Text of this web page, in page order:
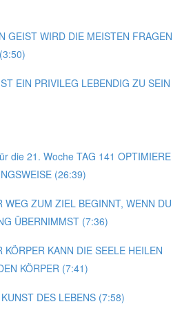
GEIST WIRD DIE MEISTEN FRAGEN
EIN PRIVILEG LEBENDIG ZU SEIN
die 21. Woche TAG 141 OPTIMIERE
(26:39)
WEG ZUM ZIEL BEGINNT, WENN DU
ÜBERNIMMST (7:36)
KÖRPER KANN DIE SEELE HEILEN
KÖRPER (7:41)
DES LEBENS (7:58)